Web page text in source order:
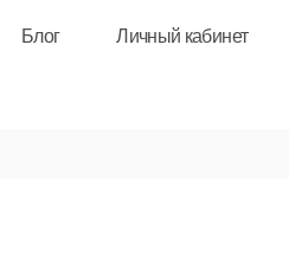
Блог Личный кабинет